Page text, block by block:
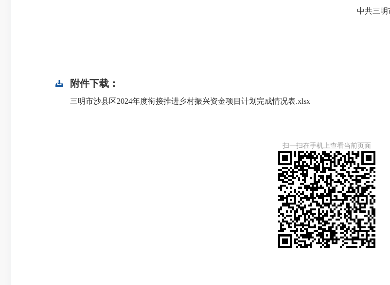
中共三
附件下载：
三明市沙县区2024年度衔接推进乡村振兴资金项目计划完成情况表.xlsx
扫一扫在手机上查看当前页面